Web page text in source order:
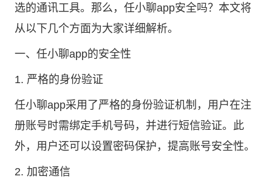
选的通讯工具。那么，任小聊app安全吗？本文将
从以下几个方面为大家详细解析。
一、任小聊app的安全性
1. 严格的身份验证
任小聊app采用了严格的身份验证机制，用户在注
册账号时需绑定手机号码，并进行短信验证。此
外，用户还可以设置密码保护，提高账号安全性。
2. 加密通信